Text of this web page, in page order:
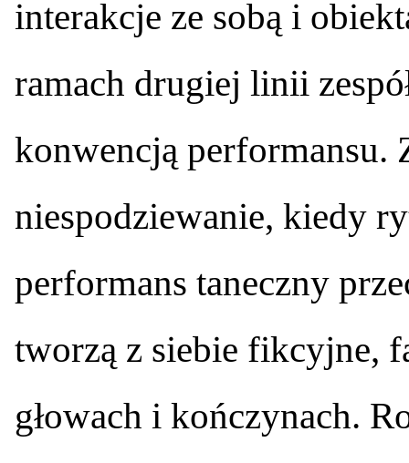
interakcje ze sobą i
ramach drugiej linii
konwencją performansu.
niespodziewanie, kiedy
performans taneczny
tworzą z siebie fikcyjne,
głowach i kończynach.